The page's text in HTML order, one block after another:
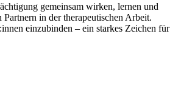
gemeinsam wirken, lernen und
in der therapeutischen Arbeit.
einzubinden – ein starkes Zeichen für